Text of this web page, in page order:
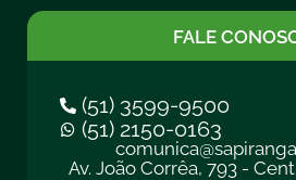
FALE
(51) 3599-9500
(51) 2150-0163
Av. João Corrêa, 793 -